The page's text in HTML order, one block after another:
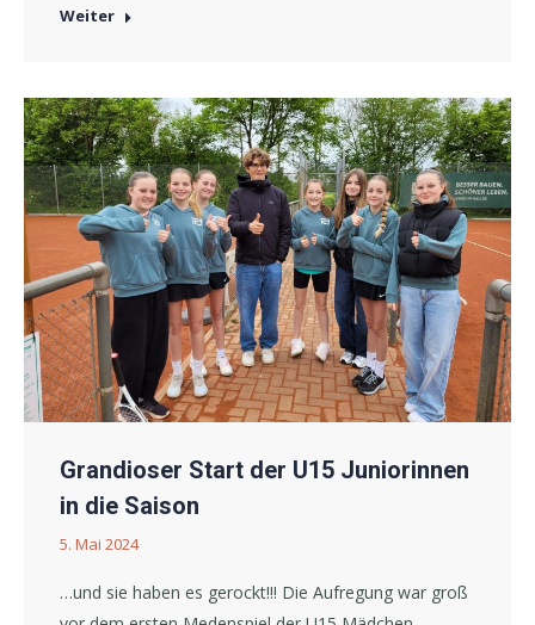
Weiter
Grandioser Start der U15 Juniorinnen
in die Saison
5. Mai 2024
…und sie haben es gerockt!!! Die Aufregung war groß